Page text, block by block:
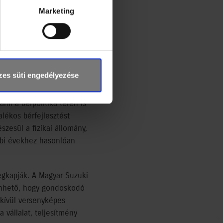
Marketing
süti engedélyezése
míg a fizikai
elsejéig
összeget kapják,
a munkavállalók
a bérpolitika terén is
bérfejlesztést
a fizikai állomány,
évekhez hasonlóan
A Magyar Suzuki
hogy gondoskodó
versenyképes
vállalat, teljesítmény